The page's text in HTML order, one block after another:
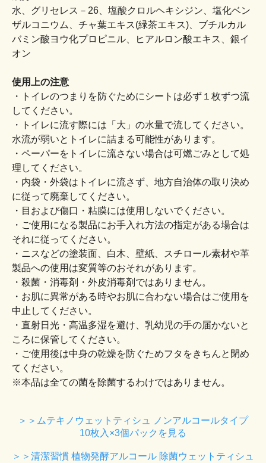
水、グリセレス－26、塩酸クロルヘキシジン、塩化ベン
ザルコニウム、チャ葉エキス(緑茶エキス)、ブチルカル
バミン酸ヨウ化プロピニル、ヒアルロン酸エキス、銀イ
オン
使用上の注意
・トイレのつまりを防ぐためにシートは必ず１枚ずつ流
してください。
・トイレに流す際には「大」の水量で流してください。
水流が弱いとトイレに詰まる可能性があります。
・ペーパーをトイレに流さない場合は可燃ごみとして処
理してください。
・内袋・外袋はトイレに流さず、地方自治体の取り決め
に従って廃棄してください。
・目および傷口・粘膜には使用しないでください。
・ご使用になる製品にお手入れ方法の指定がある場合は
それに従ってください。
・ニスなどの塗装面、白木、壁紙、スチロール素材や革
製品への使用は変質等のおそれがあります。
・殺菌・消毒剤・外皮消毒剤ではありません。
・お肌に異常がある時やお肌に合わない場合はご使用を
中止してください。
・直射日光・高温多湿を避け、乳幼児の手の届かないと
ころに保管してください。
・ご使用後は中身の乾燥を防ぐためフタをきちんと閉め
てください。
※本品は全ての菌を除菌するわけではありません。
＞＞ムテキノウェットティシュ ノンアルコールタイプ
10枚入×3個パックを見る
＞＞清潔習慣 植物発酵アルコール 除菌ウェットティシュ